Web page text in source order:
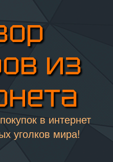
из
в интернет
уголков мира!